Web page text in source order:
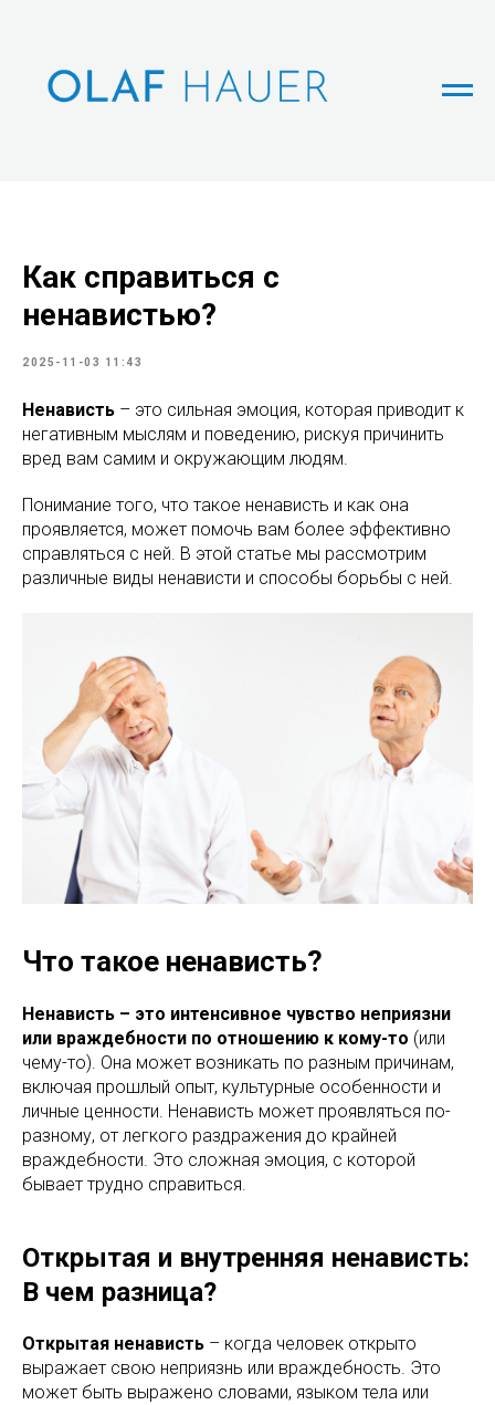
Как справиться с
ненавистью?
2025-11-03 11:43
Ненависть – это сильная эмоция, которая приводит к
негативным мыслям и поведению, рискуя причинить
вред вам самим и окружающим людям.
Понимание того, что такое ненависть и как она
проявляется, может помочь вам более эффективно
справляться с ней. В этой статье мы рассмотрим
различные виды ненависти и способы борьбы с ней.
Что такое ненависть?
Ненависть – это интенсивное чувство неприязни
или враждебности по отношению к кому-то (или
чему-то). Она может возникать по разным причинам,
включая прошлый опыт, культурные особенности и
личные ценности. Ненависть может проявляться по-
разному, от легкого раздражения до крайней
враждебности. Это сложная эмоция, с которой
бывает трудно справиться.
Открытая и внутренняя ненависть:
В чем разница?
Открытая ненависть – когда человек открыто
выражает свою неприязнь или враждебность. Это
может быть выражено словами, языком тела или